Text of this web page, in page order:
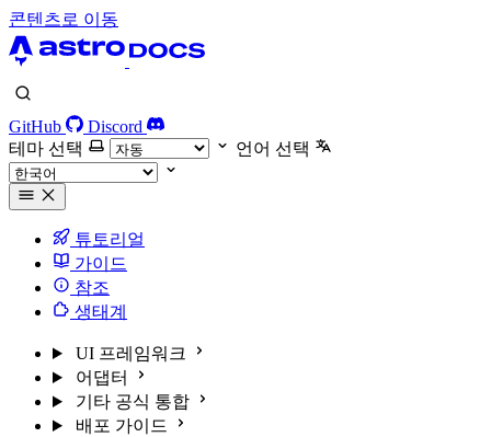
콘텐츠로 이동
GitHub
Discord
테마 선택
언어 선택
튜토리얼
가이드
참조
생태계
UI 프레임워크
어댑터
기타 공식 통합
배포 가이드